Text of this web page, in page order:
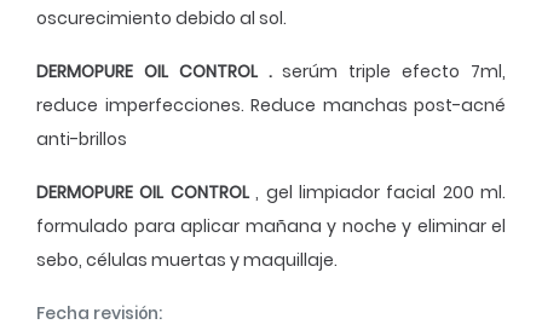
oscurecimiento debido al sol.
DERMOPURE OIL CONTROL .serúm triple efecto 7ml,
reduce imperfecciones. Reduce manchas post-acné
anti-brillos
DERMOPURE OIL CONTROL, gel limpiador facial 200 ml.
formulado para aplicar mañana y noche y eliminar el
sebo, células muertas y maquillaje.
Fecha revisión: